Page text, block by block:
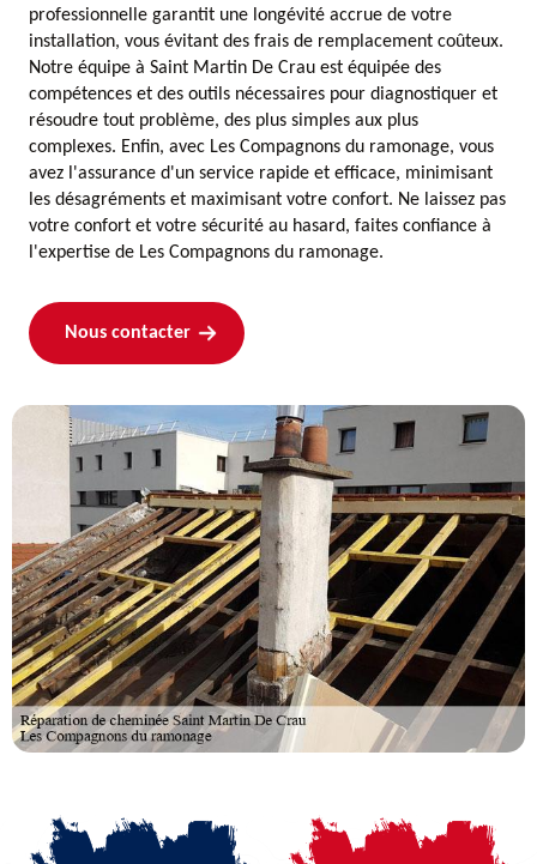
professionnelle garantit une longévité accrue de votre
installation, vous évitant des frais de remplacement coûteux.
Notre équipe à Saint Martin De Crau est équipée des
compétences et des outils nécessaires pour diagnostiquer et
résoudre tout problème, des plus simples aux plus
complexes. Enfin, avec Les Compagnons du ramonage, vous
avez l'assurance d'un service rapide et efficace, minimisant
les désagréments et maximisant votre confort. Ne laissez pas
votre confort et votre sécurité au hasard, faites confiance à
l'expertise de Les Compagnons du ramonage.
Nous contacter